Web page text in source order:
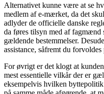
Alternativet kunne være at se
medlem af e-mærket, da det
adlyder de officielle danske
da føres tilsyn med af fagmænd
gældende bestemmelser.
assistance, såfremt du
For øvrigt er det klogt at
mest essentielle vilkår der er
eksempelvis hvilken